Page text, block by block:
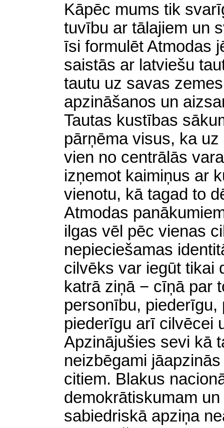
Kāpēc mums tik
tuvību ar tālajiem un
īsi formulēt Atmodas
saistās ar latviešu
tautu uz savas
apzināšanos un
Tautas kustības
pārņēma visus, ka
vien no centrālās
izņemot kaimiņus ar
vienotu, kā tagad to
Atmodas
ilgas vēl pēc vienas
nepieciešamas
cilvēks var iegūt tikai
katrā ziņā − cīņā par
personību,
piederīgu arī cilvēcei
Apzinājušies sevi kā
neizbēgami
citiem. Blakus
demokrātiskumam
sabiedriskā apziņa